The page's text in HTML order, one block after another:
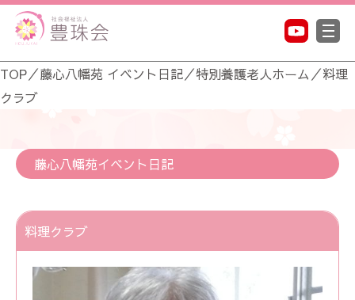
TOP／藤心八幡苑 イベント日記／特別養護老人ホーム ／料理
クラブ
藤心八幡苑イベント日記
料理クラブ